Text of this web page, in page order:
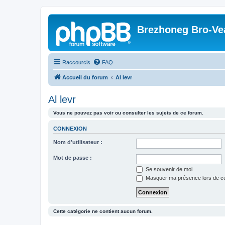
Brezhoneg Bro-
Raccourcis FAQ
Accueil du forum Al levr
Al levr
Vous ne pouvez pas voir ou consulter les sujets de ce forum.
CONNEXION
Nom d’utilisateur :
Mot de passe :
Se souvenir de moi
Masquer ma présence lors de
Cette catégorie ne contient aucun forum.